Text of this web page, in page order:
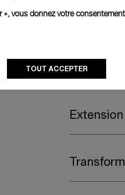
pour une
Écrin de
», vous donnez votre
TOUT ACCEPTER